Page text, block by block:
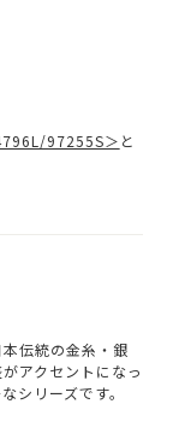
97255S＞ と
伝統の金糸・銀
アクセントになっ
シリーズです。